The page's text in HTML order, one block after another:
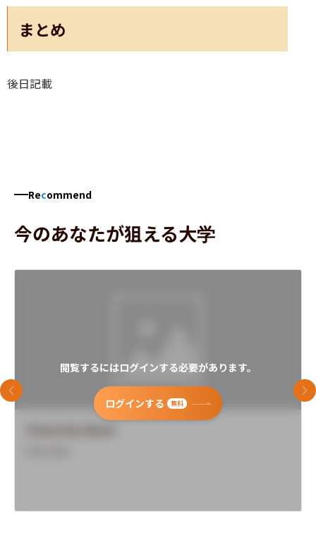
まとめ
後日記載
Recommend
今のあなたが狙える大学
閲覧するにはログインする必要があります。
ログインする 無料
前のスライド 次